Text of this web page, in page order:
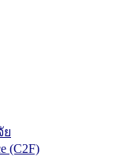
ย
(C2F)